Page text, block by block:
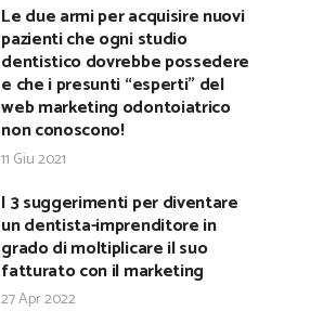
Le due armi per acquisire nuovi
pazienti che ogni studio
dentistico dovrebbe possedere
e che i presunti “esperti” del
web marketing odontoiatrico
non conoscono!
11 Giu 2021
I 3 suggerimenti per diventare
un dentista-imprenditore in
grado di moltiplicare il suo
fatturato con il marketing
27 Apr 2022